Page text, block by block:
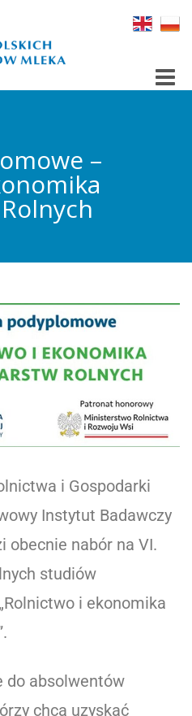
–
i Gospodarki
Instytut Badawczy
obecnie nabór na VI.
studiów
i ekonomika
do absolwentów
chcą uzyskać